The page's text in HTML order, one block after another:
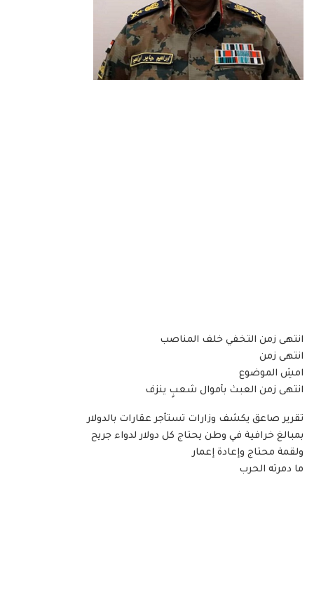
انتهى زمن التخفي خلف المناصب
انتهى زمن
امشِ الموضوع
انتهى زمن العبث بأموال شعبٍ ينزف
تقرير صاعق يكشف وزارات تستأجر عقارات بالدولار
بمبالغ خرافية في وطن يحتاج كل دولار لدواء جريح
ولقمة محتاج وإعادة إعمار
ما دمرته الحرب